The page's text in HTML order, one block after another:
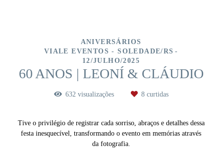
ANIVERSÁRIOS
VIALE EVENTOS - SOLEDADE/RS
12/JULHO/2025
60 ANOS | LEONÍ & CLÁUDIO
632visualizações 8curtidas
Tive o privilégio de registrar cada sorriso, abraços e detalhes dessa
festa inesquecível, transformando o evento em memórias através
da fotografia.